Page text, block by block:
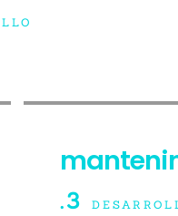
.3